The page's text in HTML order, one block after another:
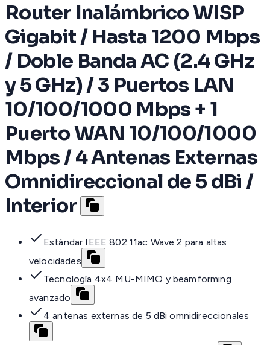
Router Inalámbrico WISP
Gigabit / Hasta 1200 Mbps
/ Doble Banda AC (2.4 GHz
y 5 GHz) / 3 Puertos LAN
10/100/1000 Mbps + 1
Puerto WAN 10/100/1000
Mbps / 4 Antenas Externas
Omnidireccional de 5 dBi /
Interior
Estándar IEEE 802.11ac Wave 2 para altas
velocidades
Tecnología 4x4 MU-MIMO y beamforming
avanzado
4 antenas externas de 5 dBi omnidireccionales